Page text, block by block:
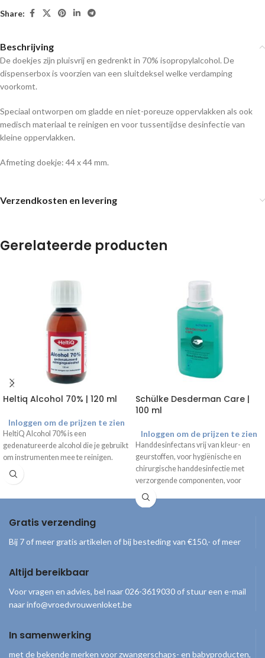
Share:
Beschrijving
De doekjes zijn pluisvrij en gedrenkt in 70% isopropylalcohol. De
dispenserbox is voorzien van een sluitdeksel welke verdamping
voorkomt.
Speciaal ontworpen om gladde en niet-poreuze oppervlakken als ook
medisch materiaal te reinigen en voor tussentijdse desinfectie van
kleine oppervlakken.
Afmeting doekje: 44 x 44 mm.
Verzendkosten en levering
Gerelateerde producten
Heltiq Alcohol 70% | 120 ml
Inloggen om de prijzen te zien
HeltiQ Alcohol 70% is een
gedenatureerde alcohol die je gebruikt
om instrumenten mee te reinigen.
Schülke Desderman Care |
100 ml
Inloggen om de prijzen te zien
Handdesinfectans vrij van kleur- en
geurstoffen, voor hygiënische en
chirurgische handdesinfectie met
verzorgende componenten, voor
professioneel en niet-professioneel
gebruik.
Gratis verzending
Bij 7 of meer gratis artikelen of bij besteding van €150,- of meer
Altijd bereikbaar
Voor vragen en advies, bel naar 026-3619030 of stuur een e-mail
naar info@vroedvrouwenloket.be
In samenwerking
met de bekende merken voor zwangerschaps- en babyproducten,